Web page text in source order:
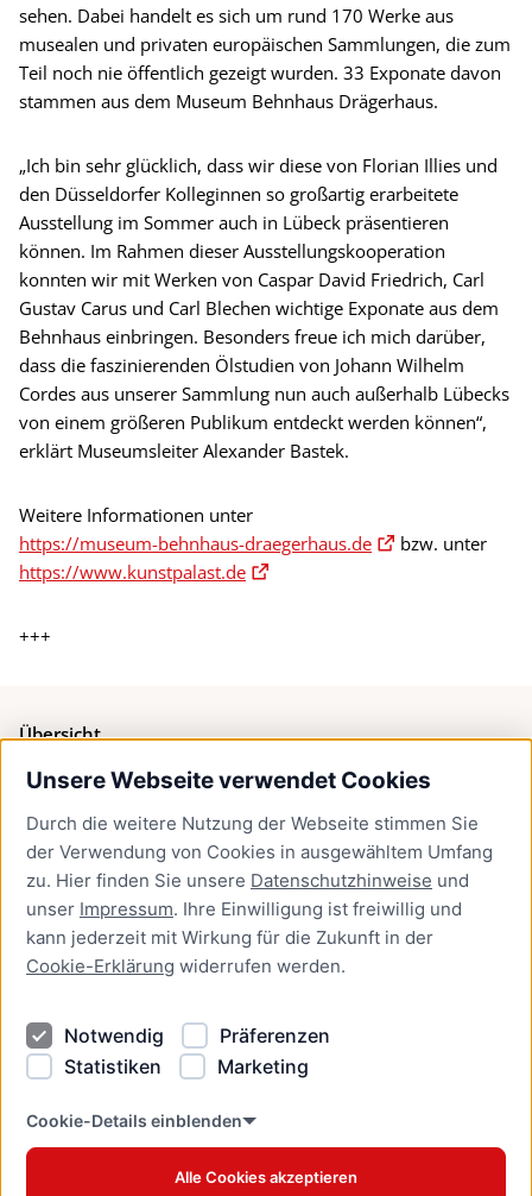
Unsere Webseite verwendet Cookies
Durch die weitere Nutzung der Webseite stimmen Sie
der Verwendung von Cookies in ausgewähltem Umfang
zu. Hier finden Sie unsere Datenschutzhinweise und
unser Impressum. Ihre Einwilligung ist freiwillig und
kann jederzeit mit Wirkung für die Zukunft in der
Cookie-Erklärung widerrufen werden.
Notwendig
Präferenzen
Statistiken
Marketing
Cookie-Details einblenden
Alle Cookies akzeptieren
sehen. Dabei handelt es sich um rund 170 Werke aus
musealen und privaten europäischen Sammlungen, die zum
Teil noch nie öffentlich gezeigt wurden. 33 Exponate davon
stammen aus dem Museum Behnhaus Drägerhaus.
„Ich bin sehr glücklich, dass wir diese von Florian Illies und
den Düsseldorfer Kolleginnen so großartig erarbeitete
Ausstellung im Sommer auch in Lübeck präsentieren
können. Im Rahmen dieser Ausstellungskooperation
konnten wir mit Werken von Caspar David Friedrich, Carl
Gustav Carus und Carl Blechen wichtige Exponate aus dem
Behnhaus einbringen. Besonders freue ich mich darüber,
dass die faszinierenden Ölstudien von Johann Wilhelm
Cordes aus unserer Sammlung nun auch außerhalb Lübecks
von einem größeren Publikum entdeckt werden können“,
erklärt Museumsleiter Alexander Bastek.
Weitere Informationen unter
https://museum-behnhaus-draegerhaus.de
bzw. unter
https://www.kunstpalast.de
+++
Übersicht
Bürgerservice
Presse
Newsletter Lübeck:kompakt
Kontakt
Kontakt
Datenschutzhinweise
Barrierefreiheit
Cookie Erklärung